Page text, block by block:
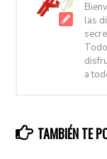
las
a
TAMBIÉN TE